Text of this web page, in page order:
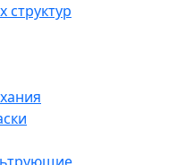
структур